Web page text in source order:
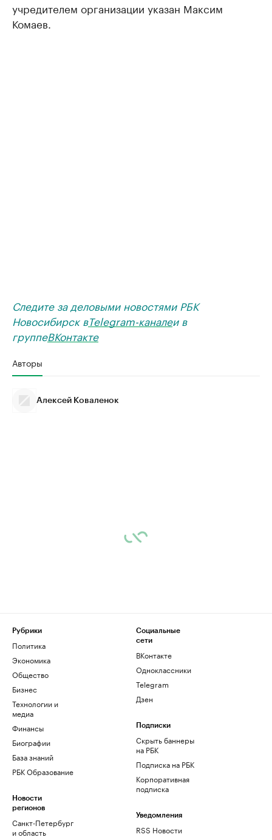
учредителем организации указан Максим
Комаев.
Следите за деловыми новостями РБК
Новосибирск вTelegram-каналеи в
группеВКонтакте
Авторы
Алексей Коваленок
Рубрики
Политика
Экономика
Общество
Бизнес
Технологии и
медиа
Финансы
Биографии
База знаний
РБК Образование
Новости
регионов
Санкт-Петербург
и область
Социальные
сети
ВКонтакте
Одноклассники
Telegram
Дзен
Подписки
Скрыть баннеры
на РБК
Подписка на РБК
Корпоративная
подписка
Уведомления
RSS Новости